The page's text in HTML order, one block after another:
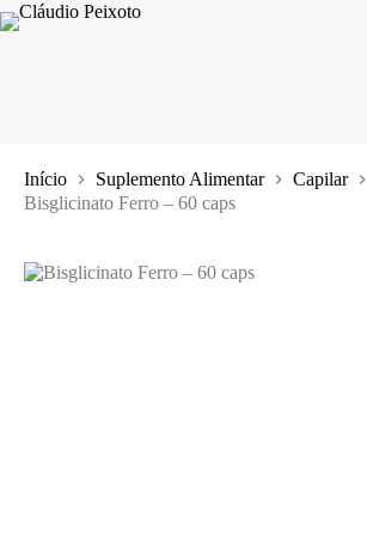
Pular
para
Início Suplemento Alimentar
Capilar
Bisglicinato Ferro – 60 caps